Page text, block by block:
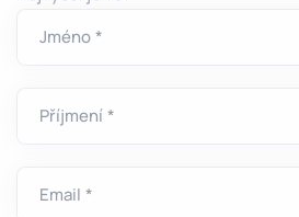
Jméno *
Příjmení *
Email *